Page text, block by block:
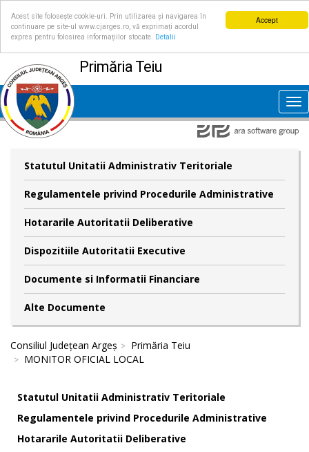
Accept
Acest site folosește cookie-uri. Prin utilizarea și navigarea în
continuare pe site-ul www.cjarges.ro, vă exprimați acordul
expres pentru folosirea informațiilor stocate.
Detalii
Primăria Teiu
Statutul Unitatii Administrativ Teritoriale
Regulamentele privind Procedurile Administrative
Hotararile Autoritatii Deliberative
Dispozitiile Autoritatii Executive
Documente si Informatii Financiare
Alte Documente
Consiliul Județean Argeș
Primăria Teiu
MONITOR OFICIAL LOCAL
Statutul Unitatii Administrativ Teritoriale
Regulamentele privind Procedurile Administrative
Hotararile Autoritatii Deliberative